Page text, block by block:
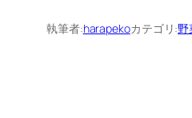
執筆者:harapekoカテゴリ:野